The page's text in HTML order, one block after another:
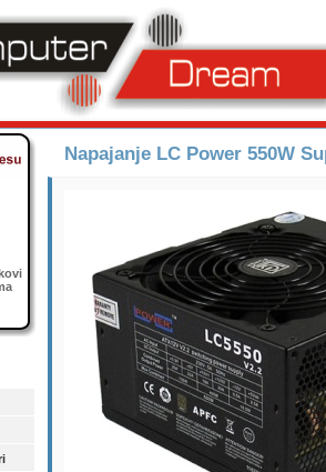
Napajanje LC Power 550W